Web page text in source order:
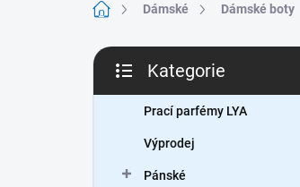
Domů Dámské Dámské boty
P
s
kategorie
Kategorie
Prací parfémy LYA
Výprodej
Pánské